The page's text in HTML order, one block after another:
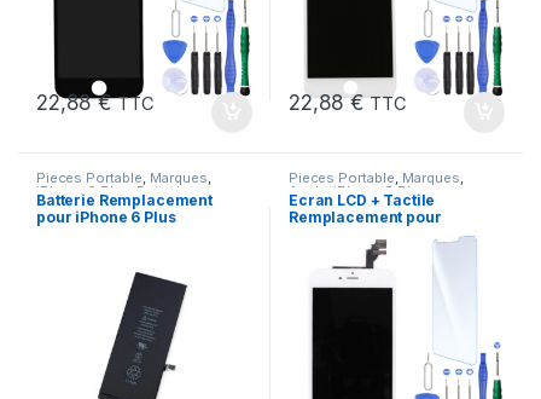
22,88€ TTC 22,88€ TTC
Pieces Portable, Marques,
iPhone 6 Plus Batteries et
chargeurs,Batteries Apple
Batterie Remplacement
pour iPhone 6 Plus
Pieces Portable, Marques,
Apple iPhone 6 Plus
Ecran LCD + Tactile
Remplacement pour